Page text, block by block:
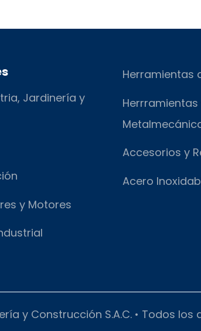
Jardinería y
y Motores
Herramientas
Herrramientas
Accesorios y
Acero
y Construcción S.A.C. • Todos